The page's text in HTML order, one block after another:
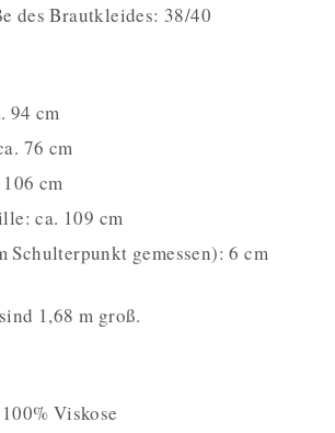
des Brautkleides: 38/40
94 cm
76 cm
cm
ca. 109 cm
Schulterpunkt gemessen): 6 cm
1,68 m groß.
Viskose